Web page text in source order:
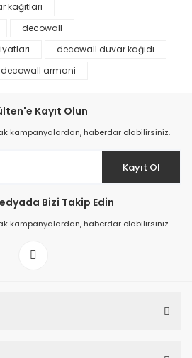
Tutkalı 500 gr
kağıtları
decowall
decowall duvar kağıdı
decowall armani
Kayıt Olun
kampanyalardan, haberdar olabilirsiniz.
Kayıt Ol
Bizi Takip Edin
kampanyalardan, haberdar olabilirsiniz.